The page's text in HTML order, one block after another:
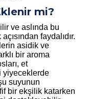
mi?
ve aslında bu
faydalıdır.
asidik ve
bir aroma
et
yiyeceklerde
suyunun
bir ekşilik katarken